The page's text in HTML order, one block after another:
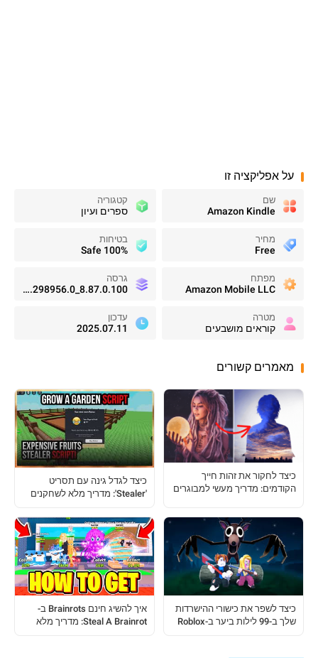
על אפליקציה זו
שם
Amazon Kindle
קטגוריה
ספרים ועיון
מחיר
Free
בטיחות
100% Safe
מפתח
Amazon Mobile LLC
גרסה
8.87.0.100_1.3.298956.0_
מטרה
קוראים מושבעים
עדכון
2025.07.11
מאמרים קשורים
כיצד לחקור את זהות חייך
הקודמים: מדריך מעשי למבוגרים
כיצד לגדל גינה עם תסריט
'Stealer': מדריך מלא לשחקנים
כיצד לשפר את כישורי ההישרדות
שלך ב-99 לילות ביער ב-Roblox
איך להשיג חינם Brainrots ב-
Steal A Brainrot: מדריך מלא